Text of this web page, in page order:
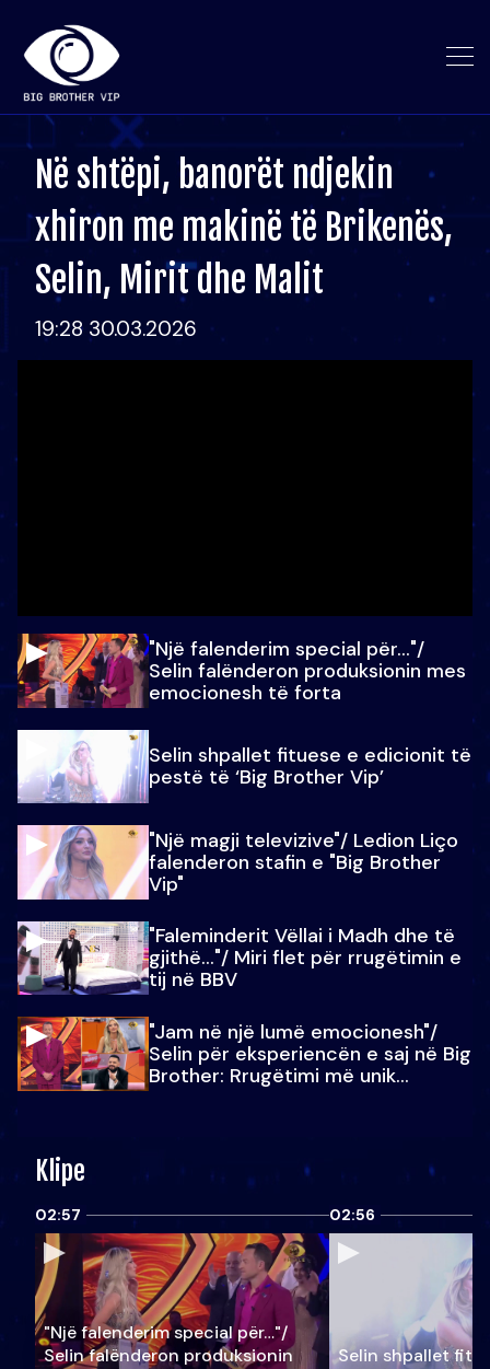
Në shtëpi, banorët ndjekin
xhiron me makinë të Brikenës,
Selin, Mirit dhe Malit
19:28 30.03.2026
"Një falenderim special për…"/
Selin falënderon produksionin mes
emocionesh të forta
Selin shpallet fituese e edicionit të
pestë të ‘Big Brother Vip’
"Një magji televizive"/ Ledion Liço
falenderon stafin e "Big Brother
Vip"
"Faleminderit Vëllai i Madh dhe të
gjithë…"/ Miri flet për rrugëtimin e
tij në BBV
"Jam në një lumë emocionesh"/
Selin për eksperiencën e saj në Big
Brother: Rrugëtimi më unik…
Klipe
02:57
"Një falenderim special për…"/
Selin falënderon produksionin
02:56
Selin shpallet